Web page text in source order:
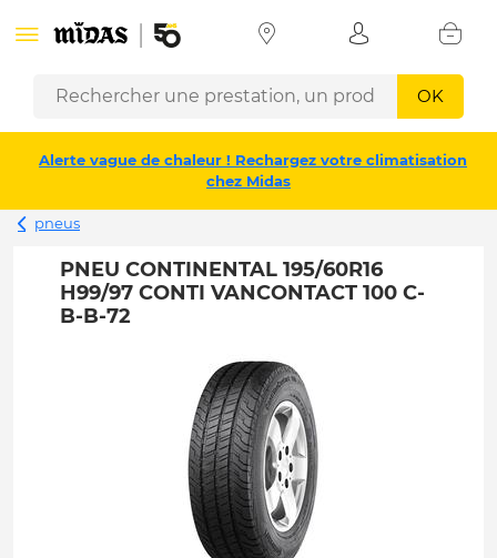
OK
Alerte vague de chaleur ! Rechargez votre climatisation
chez Midas
pneus
PNEU CONTINENTAL 195/60R16
H99/97 CONTI VANCONTACT 100 C-
B-B-72